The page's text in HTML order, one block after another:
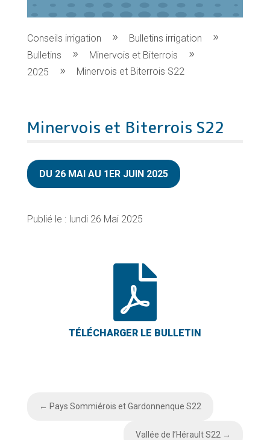
Conseils irrigation
Bulletins irrigation
Bulletins
Minervois et Biterrois
2025
Minervois et Biterrois S22
Minervois et Biterrois S22
DU 26 MAI AU 1ER JUIN 2025
lundi 26 Mai 2025

← Pays Sommiérois et Gardonnenque S22
Vallée de l’Hérault S22 →